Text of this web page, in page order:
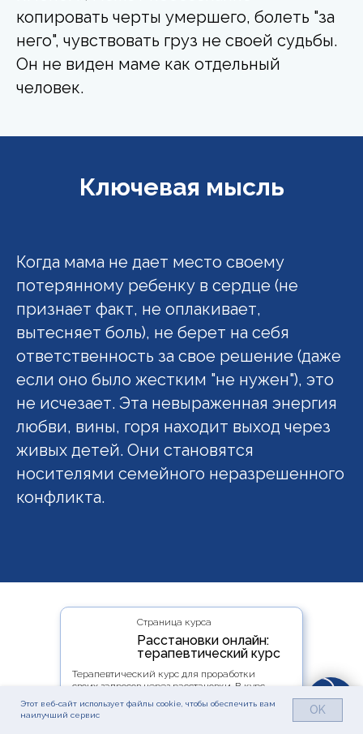
копировать черты умершего, болеть "за
него", чувствовать груз не своей судьбы.
Он не виден маме как отдельный
человек.
Ключевая мысль
Когда мама не дает место своему
потерянному ребенку в сердце (не
признает факт, не оплакивает,
вытесняет боль), не берет на себя
ответственность за свое решение (даже
если оно было жестким "не нужен"), это
не исчезает. Эта невыраженная энергия
любви, вины, горя находит выход через
живых детей. Они становятся
носителями семейного неразрешенного
конфликта.
Страница курса
Терапевтический курс для проработки
своих запросов через расстановки. В курс
включено: 4 расстановки на свой запрос, 5
тематических встреч, месяц проработок
Расстановки онлайн:
терапевтический курс
Этот веб-сайт использует файлы cookie, чтобы обеспечить вам
наилучший сервис
OK